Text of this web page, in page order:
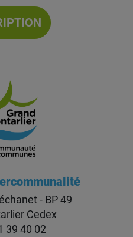
- BP 49
Cedex
39 40 02